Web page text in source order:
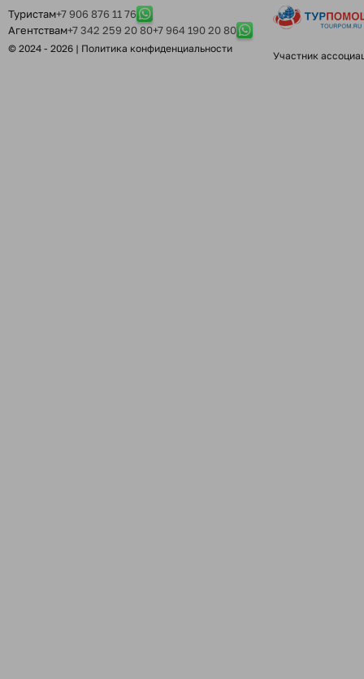
Туристам+7 906 876 11 76
Агентствам+7 342 259 20 80+7 964 190 20 80
© 2024 - 2026 | Политика конфиденциальности
Участник